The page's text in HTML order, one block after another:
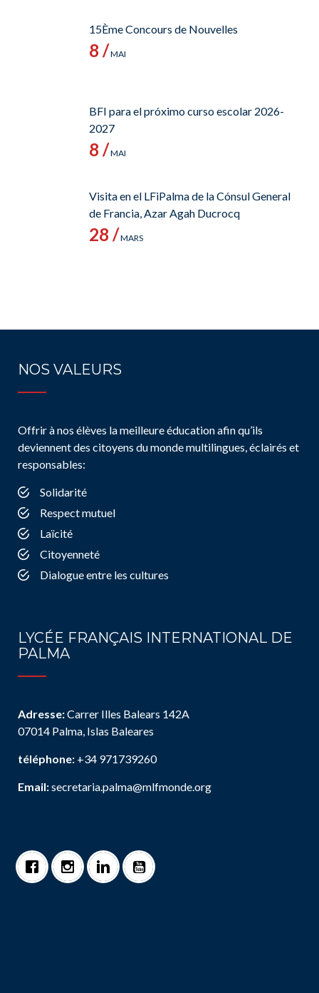
15Ème Concours de Nouvelles
8 /MAI
BFI para el próximo curso escolar 2026-
2027
8 /MAI
Visita en el LFiPalma de la Cónsul General
de Francia, Azar Agah Ducrocq
28 /MARS
NOS VALEURS
Offrir à nos élèves la meilleure éducation afin qu’ils
deviennent des citoyens du monde multilingues, éclairés et
responsables:
Solidarité
Respect mutuel
Laïcité
Citoyenneté
Dialogue entre les cultures
LYCÉE FRANÇAIS INTERNATIONAL DE
PALMA
Adresse:Carrer Illes Balears 142A
07014 Palma, Islas Baleares
téléphone: +34 971739260
Email:secretaria.palma@mlfmonde.org